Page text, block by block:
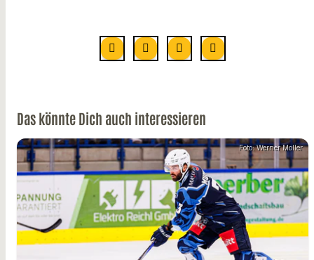
Das könnte Dich auch interessieren
Foto: Werner Moller